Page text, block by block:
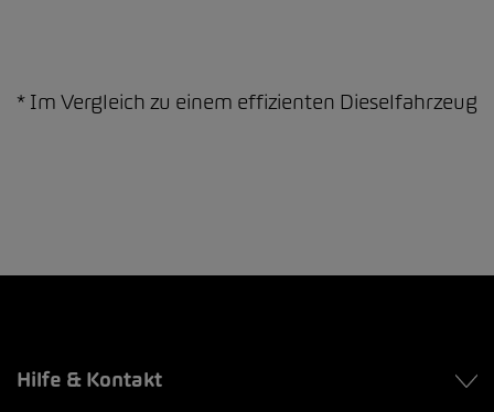
* Im Vergleich zu einem effizienten Dieselfahrzeug
Hilfe & Kontakt